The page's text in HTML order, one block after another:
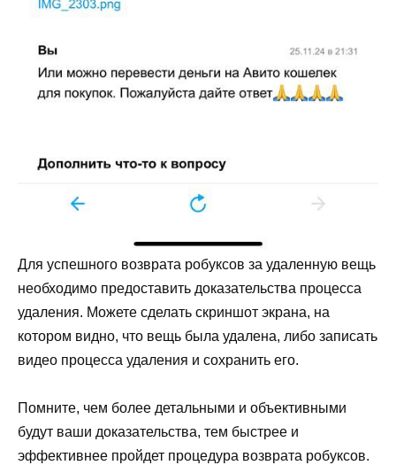
Для успешного возврата робуксов за удаленную вещь
необходимо предоставить доказательства процесса
удаления. Можете сделать скриншот экрана, на
котором видно, что вещь была удалена, либо записать
видео процесса удаления и сохранить его.
Помните, чем более детальными и объективными
будут ваши доказательства, тем быстрее и
эффективнее пройдет процедура возврата робуксов.